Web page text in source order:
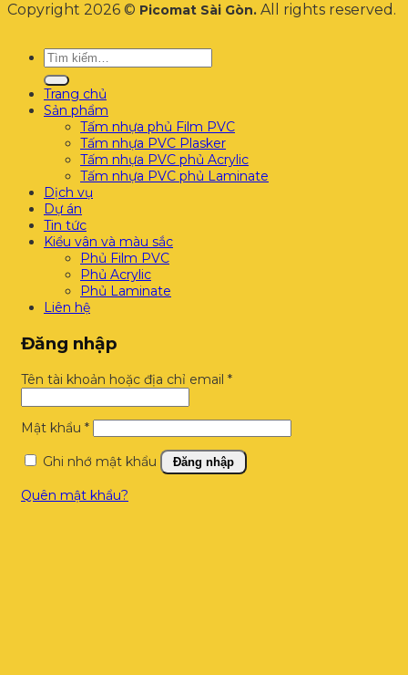
Copyright 2026 © Picomat Sài Gòn. All rights reserved.
Tìm
kiếm:
Trang chủ
Sản phẩm
Tấm nhựa phủ Film PVC
Tấm nhựa PVC Plasker
Tấm nhựa PVC phủ Acrylic
Tấm nhựa PVC phủ Laminate
Dịch vụ
Dự án
Tin tức
Kiểu vân và màu sắc
Phủ Film PVC
Phủ Acrylic
Phủ Laminate
Liên hệ
Đăng nhập
Tên tài khoản hoặc địa chỉ email *Bắt
Mật khẩu *Bắt
Ghi nhớ mật khẩu
Đăng nhập
Quên mật khẩu?